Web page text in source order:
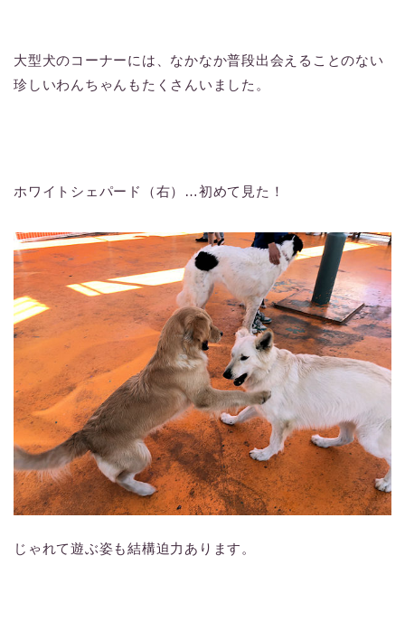
大型犬のコーナーには、なかなか普段出会えることのない
珍しいわんちゃんもたくさんいました。
ホワイトシェパード（右）…初めて見た！
じゃれて遊ぶ姿も結構迫力あります。